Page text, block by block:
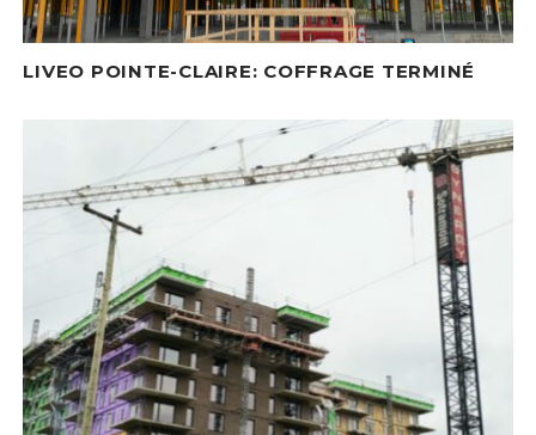
LIVEO POINTE-CLAIRE: COFFRAGE TERMINÉ